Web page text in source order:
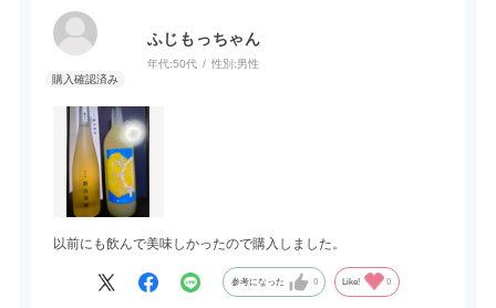
ふじもっちゃん
年代:50代 性別:男性
以前にも飲んで美味しかったので購入しました。
参考になった 0 Like! 0